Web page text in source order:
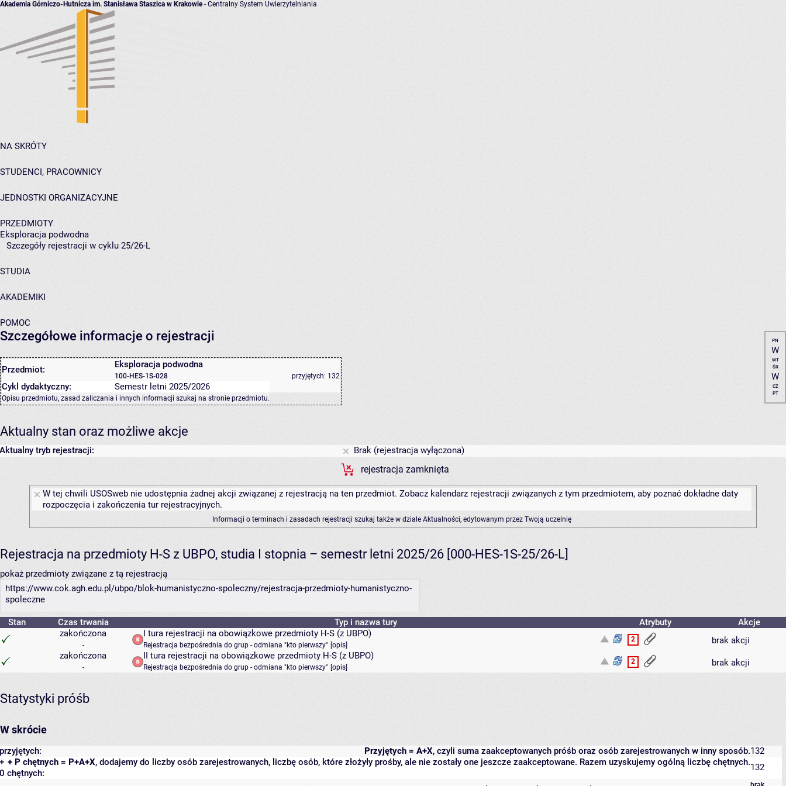
Akademia Górniczo-Hutnicza im. Stanisława Staszica w Krakowie- Centralny System Uwierzytelniania
NA SKRÓTY
STUDENCI, PRACOWNICY
JEDNOSTKI ORGANIZACYJNE
PRZEDMIOTY
Eksploracja podwodna
Szczegóły rejestracji w cyklu 25/26-L
STUDIA
AKADEMIKI
POMOC
Szczegółowe informacje o rejestracji
Przedmiot: Eksploracja podwodna
100-HES-1S-028 przyjętych: 132
Cykl dydaktyczny: Semestr letni 2025/2026
Opisu przedmiotu, zasad zaliczania i innych informacji szukaj na stronie przedmiotu.
PN
W
WT
ŚR
W
CZ
PT
Aktualny stan oraz możliwe akcje
Aktualny tryb rejestracji:
Brak (rejestracja wyłączona)
rejestracja zamknięta
W tej chwili USOSweb nie udostępnia żadnej akcji związanej z rejestracją na ten przedmiot. Zobacz kalendarz rejestracji związanych z tym przedmiotem, aby poznać dokładne daty
rozpoczęcia i zakończenia tur rejestracyjnych.
Informacji o terminach i zasadach rejestracji szukaj także w dziale Aktualności, edytowanym przez Twoją uczelnię
Rejestracja na przedmioty H-S z UBPO, studia I stopnia – semestr letni 2025/26 [000-HES-1S-25/26-L]
pokaż przedmioty związane z tą rejestracją
https://www.cok.agh.edu.pl/ubpo/blok-humanistyczno-spoleczny/rejestracja-przedmioty-humanistyczno-
spoleczne
Stan Czas trwania Typ i nazwa tury Atrybuty
Akcje
zakończona
-
I tura rejestracji na obowiązkowe przedmioty H-S (z UBPO)
Rejestracja bezpośrednia do grup - odmiana "kto pierwszy" opis
2
brak akcji
zakończona
-
II tura rejestracji na obowiązkowe przedmioty H-S (z UBPO)
Rejestracja bezpośrednia do grup - odmiana "kto pierwszy" opis
2 brak akcji
Statystyki próśb
W skrócie
Przyjętych = A+X, czyli suma zaakceptowanych próśb oraz osób zarejestrowanych w inny sposób.
przyjętych:
132
+ P chętnych = P+A+X, dodajemy do liczby osób zarejestrowanych, liczbę osób, które złożyły prośby, ale nie zostały one jeszcze zaakceptowane. Razem uzyskujemy ogólną liczbę chętnych.
+
0 chętnych:
132